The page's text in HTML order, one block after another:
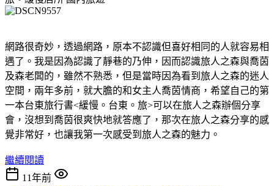
網路很奇妙，透過網路，原本不認識但喜好相同的人就容易相
遇了。我是因為認識了靜巷的乃伸，因而認識旅人之森與喬茵
及森老闆的，雖然不熟悉，但是當時因為看到旅人之森的迷人
空間，兩年多前，就大膽的和女主人喬茵情商，希望自己的第
一本台東旅行書<緩慢。台東。旅>可以在旅人之森辦個分享
會，沒想到喬茵很爽快地就答應了，那次在旅人之森分享的感
覺非常好，也讓我第一次感受到旅人之森的魅力。
繼續閱讀
11年前